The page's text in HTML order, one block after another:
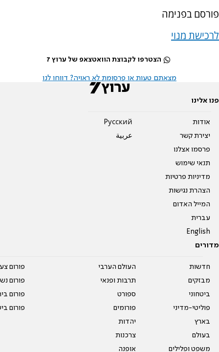
פורסם בפנימה
לרכישת מנוי
הצטרפו לקבוצת הוואטצאפ של ערוץ 7
מצאתם טעות או פרסומת לא ראויה? דווחו לנו
פנו אלינו
אודות
יצירת קשר
פרסמו אצלנו
תנאי שימוש
מדיניות פרטיות
הצהרת נגישות
המייל האדום
עברית
English
Pусский
عربية
מדורים
חדשות
מבזקים
ביטחוני
פוליטי-מדיני
בארץ
בעולם
משפט ופלילים
העולם הערבי
תרבות ופנאי
ספורט
פורומים
יהדות
צרכנות
אופנה
פורום
פורום
פורום
פורום